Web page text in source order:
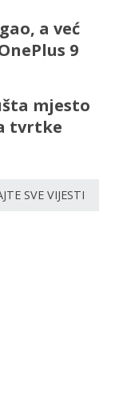
a već
9
mjesto
tvrtke
SVE VIJESTI